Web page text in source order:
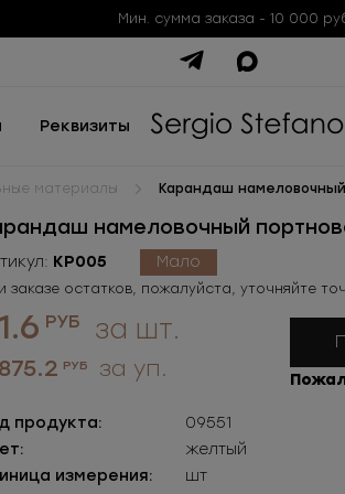
Мин. сумма заказа - 10 000
Реквизиты
материалы Карандаш
намеловочный
КР005 Мало
заказе остатков, пожалуйста, уточняйте
РУБ за шт.
РУБ за уп.
продукта:
09551
желтый
измерения:
шт